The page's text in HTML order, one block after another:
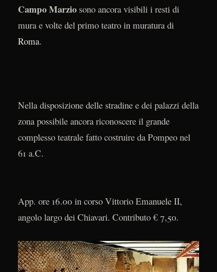
Campo Marziosono ancora visibili i resti di
mura e volte del primo teatro in muratura di
Roma.
Nella disposizione delle stradine e dei palazzi della
zona possibile ancora riconoscere il grande
complesso teatrale fatto costruire da Pompeo nel
61 a.C.
App. ore 16.00 in corso Vittorio Emanuele II,
angolo largo dei Chiavari. Contributo € 7,50.